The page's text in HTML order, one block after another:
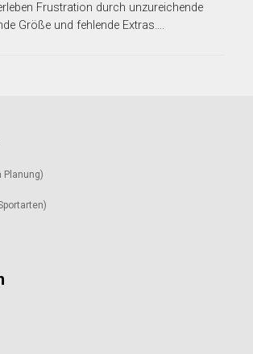
Frustration durch unzureichende
Größe und fehlende Extras….
Planung)